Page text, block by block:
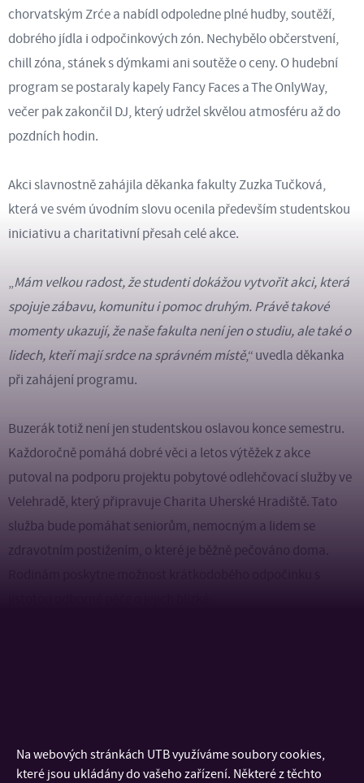
chorvatským Zrće a nabídl odpoledne plné hudby, soutěží,
dobrého jídla i odpočinkových zón. Nechybělo občerstvení,
chill zóna, stánek s dýmkami ani soutěže o ceny. O hudební
program se postaraly kapely Fancy Faces a The OnlyWay,
večer pak zakončil DJ, který udržel skvělou atmosféru až do
pozdních hodin.
Akci slavnostně zahájila děkanka fakultyZuzka Tučková,
která ve svém úvodním slovu ocenila především studentskou
iniciativu a charitativní přesah celé akce.
„Mám velkou radost, že studenti dokážou vytvořit akci, která
spojuje zábavu, komunitu i pomoc druhým. Právě takové
momenty ukazují, že naše fakulta není jen o studiu, ale také o
lidech, kteří mají srdce na správném místě,“ uvedla děkanka
při zahájení programu.
Buzerák totiž není jen studentskou oslavou konce semestru.
Každoročně pomáhá dobré věci a letos výtěžek z akce
putoval na podporu projektu pobytové odlehčovací služby ve
Velehradě, který připravujeCharita Uherské Hradiště. Tato
služba bude pomáhat seniorům, nemocným a lidem se
zdravotním postižením, o které je běžně pečováno doma.
jedinečnou atmosféru a zároveň dokážou pomáhat tam, kde
je to skutečně potřeba.
Na webových stránkách UTB využíváme soubory cookies,
které jsou ukládány do vašeho zařízení. Některé z těchto